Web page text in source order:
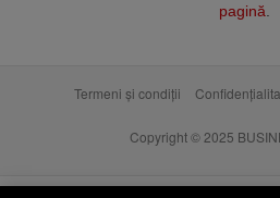
pagină
Termeni și condiții
Copyright © 2025